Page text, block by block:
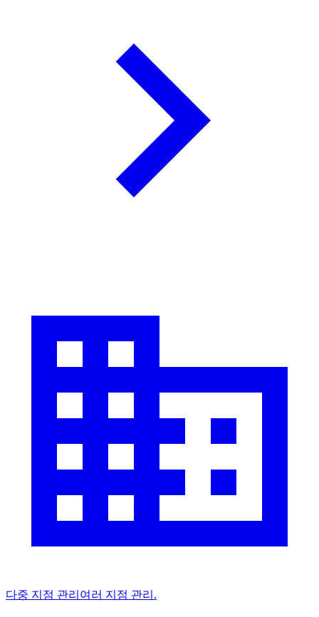
다중 지점 관리 여러 지점 관리.